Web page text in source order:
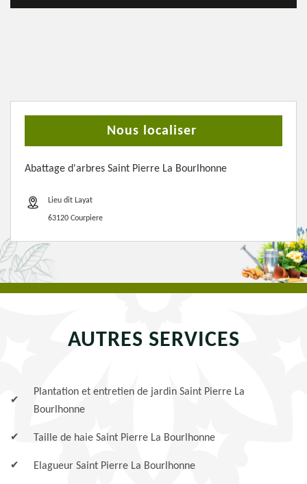
Nous localiser
Abattage d'arbres Saint Pierre La Bourlhonne
Lieu dit Layat
63120 Courpiere
AUTRES SERVICES
Plantation et entretien de jardin Saint Pierre La
Bourlhonne
Taille de haie Saint Pierre La Bourlhonne
Elagueur Saint Pierre La Bourlhonne